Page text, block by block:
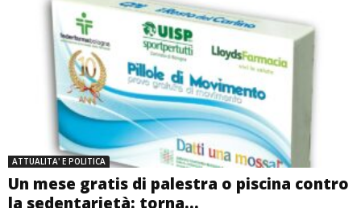
ATTUALITA' E POLITICA
Un mese gratis di palestra o piscina contro
la sedentarietà: torna...